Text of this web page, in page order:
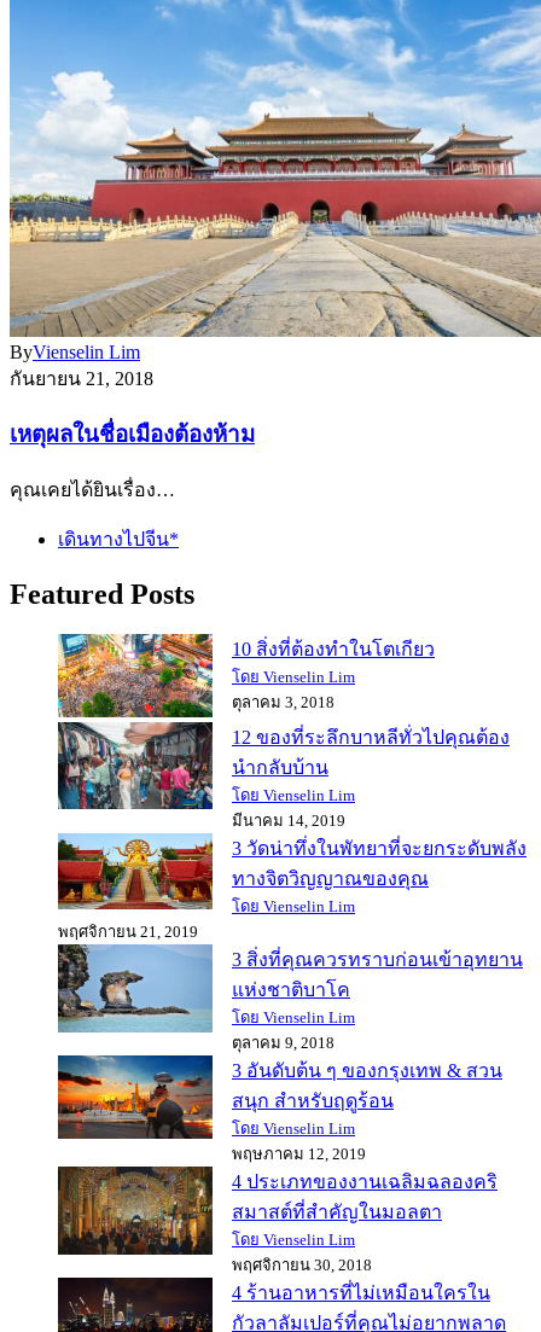
ByVienselin Lim
กันยายน 21, 2018
เหตุผลในชื่อเมืองต้องห้าม
คุณเคยได้ยินเรื่อง…
เดินทางไปจีน*
Featured Posts
10 สิ่งที่ต้องทำในโตเกียว
โดย Vienselin Lim
ตุลาคม 3, 2018
12 ของที่ระลึกบาหลีทั่วไปคุณต้อง
นำกลับบ้าน
โดย Vienselin Lim
มีนาคม 14, 2019
3 วัดน่าทึ่งในพัทยาที่จะยกระดับพลัง
ทางจิตวิญญาณของคุณ
โดย Vienselin Lim
พฤศจิกายน 21, 2019
3 สิ่งที่คุณควรทราบก่อนเข้าอุทยาน
แห่งชาติบาโค
โดย Vienselin Lim
ตุลาคม 9, 2018
3 อันดับต้น ๆ ของกรุงเทพ & สวน
สนุก สำหรับฤดูร้อน
โดย Vienselin Lim
พฤษภาคม 12, 2019
4 ประเภทของงานเฉลิมฉลองคริ
สมาสต์ที่สำคัญในมอลตา
โดย Vienselin Lim
พฤศจิกายน 30, 2018
4 ร้านอาหารที่ไม่เหมือนใครใน
กัวลาลัมเปอร์ที่คุณไม่อยากพลาด